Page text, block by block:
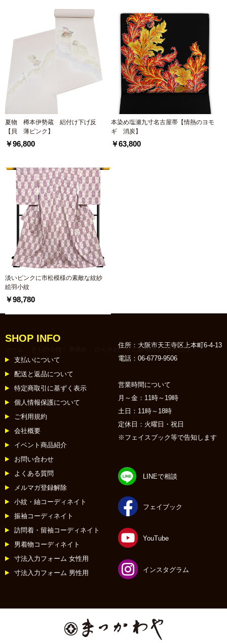
夏物 樽本伊勢蔵 絽付け下げ反
【貝 薄ピンク】
￥96,800
本染め塩瀬九寸名古屋帯【情熱のヨモ
ギ 消炭】
￥63,800
淡いピンクに市松模様の素敵な紋紗
絵羽小紋
￥98,780
:: ひろさわ 手ぐみ 帯締め【No,12】
SHOP INFO
支払いについて
配送と返品について
特定商取引に基ずく表示
個人情報保護について
ご利用規約
会社概要
イベント商品紹介
お問い合わせ
よくある質問
メルマガ登録解除
小紋・紬コーディネイト
振袖コーディネイト
訪問着・留袖コーディネイト
男着物コーディネイト
寸法入力フォーム 女性用
寸法入力フォーム 男性用
住所：大阪市天王寺区上本町6-4-13
電話：06-6779-9506
営業時間について
月～金：11時～19時
土日：11時～18時
定休日：火曜日・祝日
※フェイスブック等で告知します
LINEで相談
フェイブック
YouTube
インスタグラム